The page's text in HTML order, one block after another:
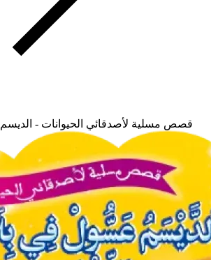
قصص مسلية لأصدقائي الحيوانات -